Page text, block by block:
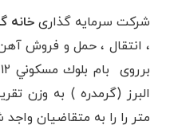
شرکت سرمایه گذاریخانه
، انتقال ، حمل و فروش
متر را را به متقاضیان واجد